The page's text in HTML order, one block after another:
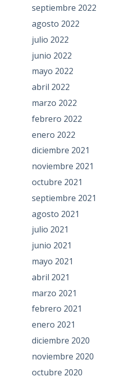
septiembre 2022
agosto 2022
julio 2022
junio 2022
mayo 2022
abril 2022
marzo 2022
febrero 2022
enero 2022
diciembre 2021
noviembre 2021
octubre 2021
septiembre 2021
agosto 2021
julio 2021
junio 2021
mayo 2021
abril 2021
marzo 2021
febrero 2021
enero 2021
diciembre 2020
noviembre 2020
octubre 2020